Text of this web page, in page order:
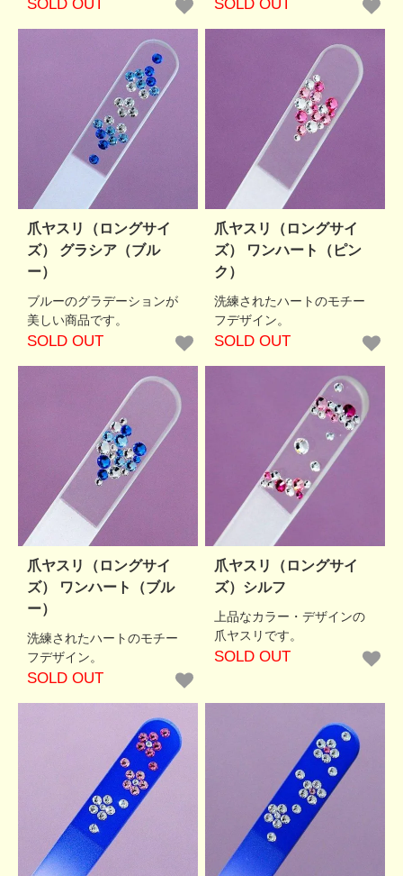
SOLD OUT SOLD OUT
爪ヤスリ（ロングサイ
ズ） グラシア（ブル
ー）
ブルーのグラデーションが
美しい商品です。
SOLD OUT
爪ヤスリ（ロングサイ
ズ） ワンハート（ピン
ク）
洗練されたハートのモチー
フデザイン。
SOLD OUT
爪ヤスリ（ロングサイ
ズ） ワンハート（ブル
ー）
洗練されたハートのモチー
フデザイン。
SOLD OUT
爪ヤスリ（ロングサイ
ズ）シルフ
上品なカラー・デザインの
爪ヤスリです。
SOLD OUT